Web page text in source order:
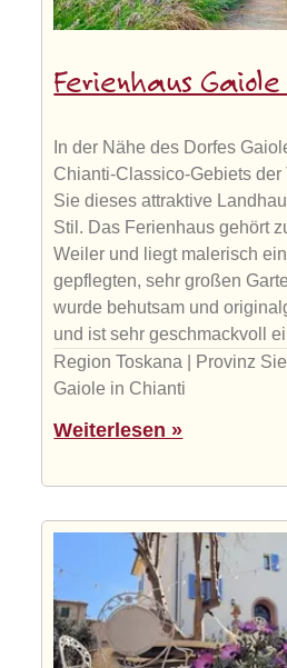
Ferienhaus Gaiole
In der Nähe des Dorfes
Chianti-Classico-Gebiets der
Sie dieses attraktive
Stil. Das Ferienhaus gehört
Weiler und liegt malerisch
gepflegten, sehr großen
wurde behutsam und
und ist sehr geschmackvoll
Region Toskana | Provinz
Gaiole in Chianti
Weiterlesen »